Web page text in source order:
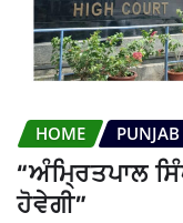
HOME PUNJAB
“ਅੰਮ੍ਰਿਤਪਾਲ
ਹੋਵੇਗੀ”